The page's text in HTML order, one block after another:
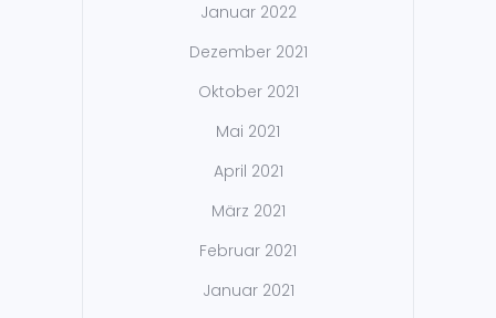
Januar 2022
Dezember 2021
Oktober 2021
Mai 2021
April 2021
März 2021
Februar 2021
Januar 2021